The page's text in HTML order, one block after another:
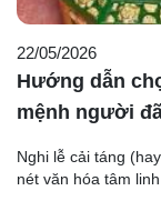
22/05/2026
Hướng dẫn
mệnh người
Nghi lễ cải táng
nét văn hóa tâm linh